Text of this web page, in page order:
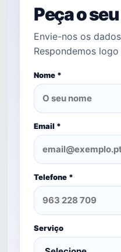
Peça o
Envie-nos os
Respondemos
Nome *
Email *
Telefone *
Serviço